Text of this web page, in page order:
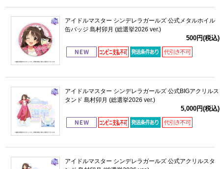
アイドルマスター シンデレラガールズ 公式メタルホイル
缶バッジ 島村卯月 (総選挙2026 ver.)
500円(税込)
アイドルマスター シンデレラガールズ 公式BIGアクリルス
タンド 島村卯月 (総選挙2026 ver.)
5,000円(税込)
アイドルマスター シンデレラガールズ 公式アクリルスタ